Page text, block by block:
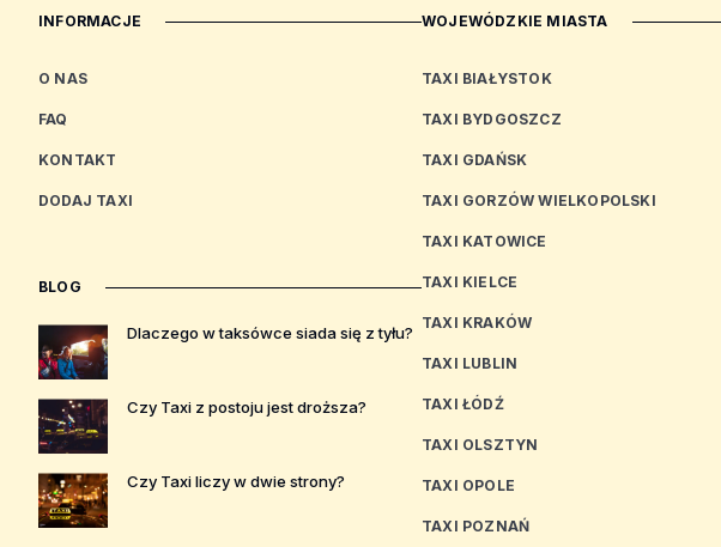
INFORMACJE
O NAS
FAQ
KONTAKT
DODAJ TAXI
BLOG
Dlaczego w taksówce siada się z tyłu?
Czy Taxi z postoju jest droższa?
Czy Taxi liczy w dwie strony?
WOJEWÓDZKIE MIASTA
TAXI BIAŁYSTOK
TAXI BYDGOSZCZ
TAXI GDAŃSK
TAXI GORZÓW WIELKOPOLSKI
TAXI KATOWICE
TAXI KIELCE
TAXI KRAKÓW
TAXI LUBLIN
TAXI ŁÓDŹ
TAXI OLSZTYN
TAXI OPOLE
TAXI POZNAŃ